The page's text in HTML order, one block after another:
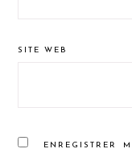
SITE WEB
ENREGISTRER